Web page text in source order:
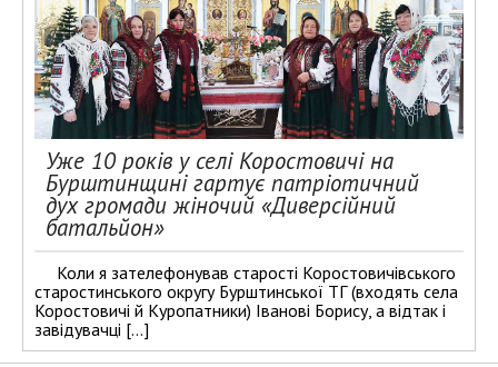
Уже 10 років у селі Коростовичі на
Бурштинщині гартує патріотичний
дух громади жіночий «Диверсійний
батальйон»
Коли я зателефонував старості Коростовичівського
старостинського округу Бурштинської ТГ (входять села
Коростовичі й Куропатники) Іванові Борису, а відтак і
завідувачці […]